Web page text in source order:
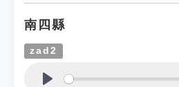
南四縣
zad2